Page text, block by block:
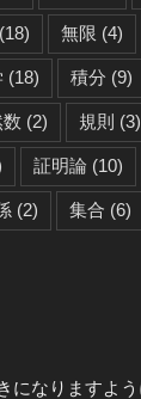
(18) 無限 (4)
(18) 積分 (9)
数 (2) 規則 (3)
証明論 (10)
(2) 集合 (6)
になりますよう